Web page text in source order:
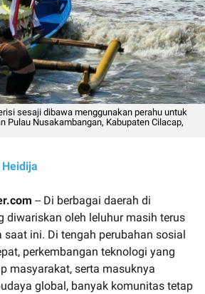
sesaji dibawa menggunakan perahu untuk
Pulau Nusakambangan, Kabupaten Cilacap,
-- Di berbagai daerah di
diwariskan oleh leluhur masih terus
ini. Di tengah perubahan sosial
perkembangan teknologi yang
masyarakat, serta masuknya
global, banyak komunitas tetap